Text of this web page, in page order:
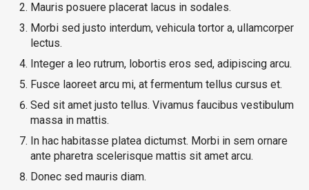
Mauris posuere placerat lacus in sodales.
Morbi sed justo interdum, vehicula tortor a, ullamcorper
lectus.
Integer a leo rutrum, lobortis eros sed, adipiscing arcu.
Fusce laoreet arcu mi, at fermentum tellus cursus et.
Sed sit amet justo tellus. Vivamus faucibus vestibulum
massa in mattis.
In hac habitasse platea dictumst. Morbi in sem ornare
ante pharetra scelerisque mattis sit amet arcu.
Donec sed mauris diam.